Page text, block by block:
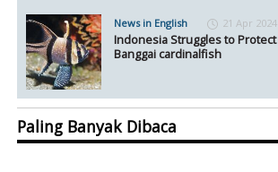
News in English 21 Apr 2024
Indonesia Struggles to Protect
Banggai cardinalfish
Paling Banyak Dibaca